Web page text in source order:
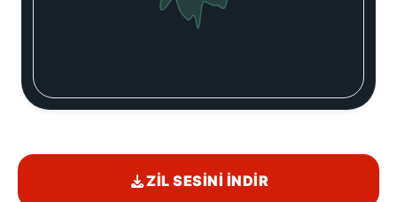
ZIL SESINI İNDIR